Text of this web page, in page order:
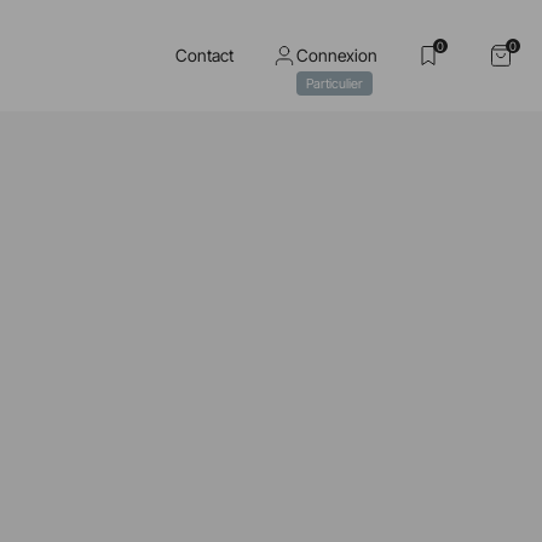
Contact Connexion
Particulier
0 0